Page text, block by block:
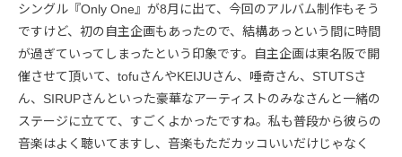
シングル『Only One』が8月に出て、今回のアルバム制作もそう
ですけど、初の自主企画もあったので、結構あっという間に時間
が過ぎていってしまったという印象です。自主企画は東名阪で開
催させて頂いて、tofuさんやKEIJUさん、唾奇さん、STUTSさ
ん、SIRUPさんといった豪華なアーティストのみなさんと一緒の
ステージに立てて、すごくよかったですね。私も普段から彼らの
音楽はよく聴いてますし、音楽もただカッコいいだけじゃなく